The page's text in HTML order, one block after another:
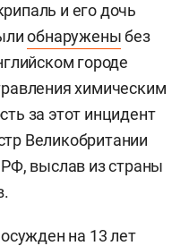
и его дочь
обнаруженыбез
городе
химическим
за этот инцидент
Великобритании
выслав из страны
на 13 лет